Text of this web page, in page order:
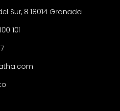
Sur, 8 18014 Granada
101